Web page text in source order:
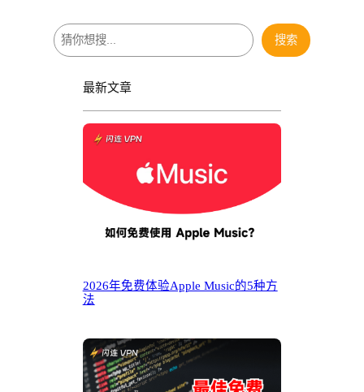
搜
索
搜索
最新文章
2026年免费体验Apple Music的5种方
法